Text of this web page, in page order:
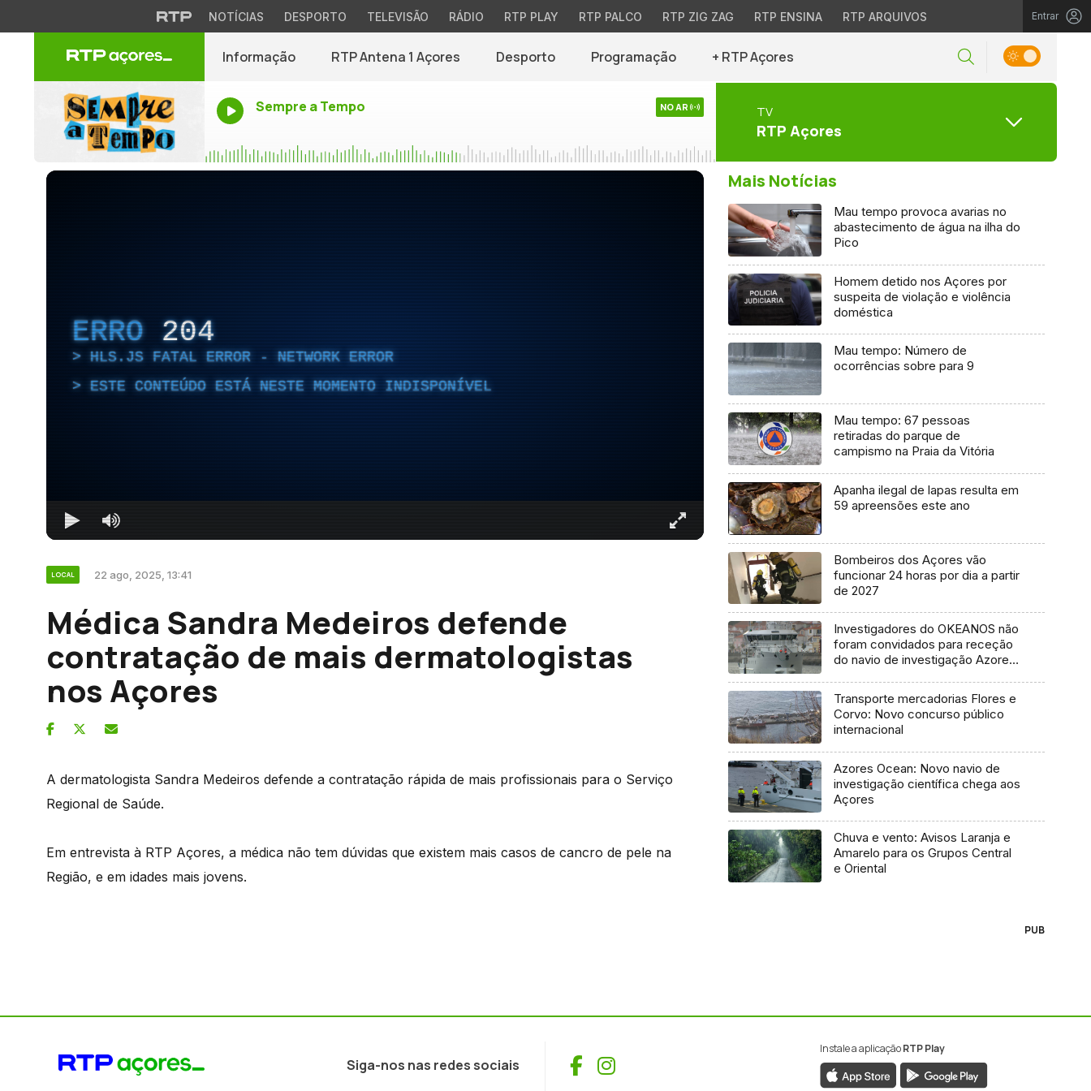
NOTÍCIAS DESPORTO TELEVISÃO RÁDIO RTP PLAY RTP PALCO RTP ZIG ZAG RTP ENSINA RTP ARQUIVOS Entrar
Informação RTP Antena 1 Açores Desporto Programação + RTP Açores
Sempre a Tempo NO AR TV
RTP Açores
ERRO 204
HLS.JS FATAL ERROR - NETWORK ERROR
ESTE CONTEÚDO ESTÁ NESTE MOMENTO INDISPONÍVEL
LOCAL 22 ago, 2025, 13:41
Médica Sandra Medeiros defende
contratação de mais dermatologistas
nos Açores
A dermatologista Sandra Medeiros defende a contratação rápida de mais profissionais para o Serviço
Regional de Saúde.
Em entrevista à RTP Açores, a médica não tem dúvidas que existem mais casos de cancro de pele na
Região, e em idades mais jovens.
Mais Notícias
Mau tempo provoca avarias no
abastecimento de água na ilha do
Pico
Homem detido nos Açores por
suspeita de violação e violência
doméstica
Mau tempo: Número de
ocorrências sobre para 9
Mau tempo: 67 pessoas
retiradas do parque de
campismo na Praia da Vitória
Apanha ilegal de lapas resulta em
59 apreensões este ano
Bombeiros dos Açores vão
funcionar 24 horas por dia a partir
de 2027
Investigadores do OKEANOS não
foram convidados para receção
do navio de investigação Azores
Transporte mercadorias Flores e
Corvo: Novo concurso público
internacional
Azores Ocean: Novo navio de
investigação científica chega aos
Açores
Chuva e vento: Avisos Laranja e
Amarelo para os Grupos Central
e Oriental
PUB
Siga-nos nas redes sociais Facebook
Instagram
Instale a aplicaçãoRTP Play